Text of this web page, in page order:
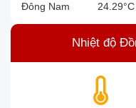
Đông Nam
24.29°C
Nhiệt độ